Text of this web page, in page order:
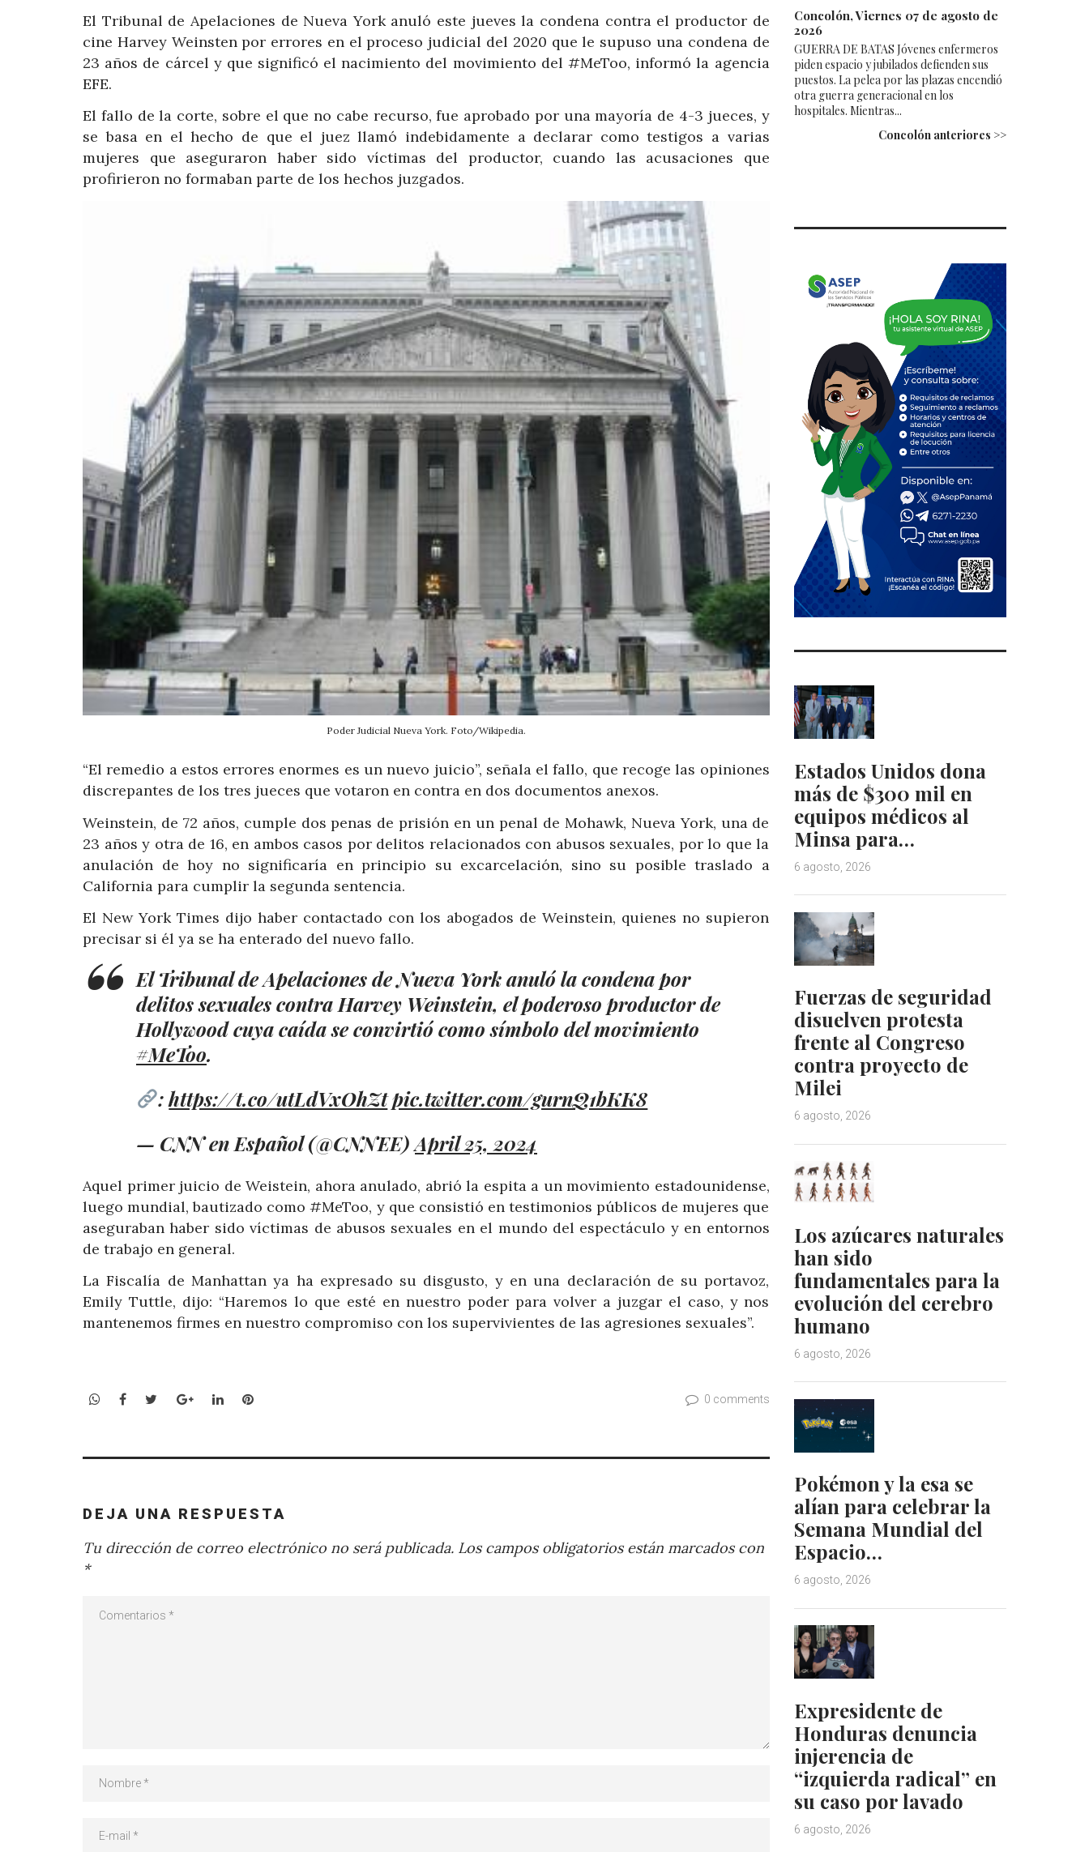
El Tribunal de Apelaciones de Nueva York anuló este jueves la condena contra el productor de
cine Harvey Weinsten por errores en el proceso judicial del 2020 que le supuso una condena de
23 años de cárcel y que significó el nacimiento del movimiento del #MeToo, informó la agencia
EFE.
El fallo de la corte, sobre el que no cabe recurso, fue aprobado por una mayoría de 4-3 jueces, y
se basa en el hecho de que el juez llamó indebidamente a declarar como testigos a varias
mujeres que aseguraron haber sido víctimas del productor, cuando las acusaciones que
profirieron no formaban parte de los hechos juzgados.
Poder Judicial Nueva York. Foto/Wikipedia.
“El remedio a estos errores enormes es un nuevo juicio”, señala el fallo, que recoge las opiniones
discrepantes de los tres jueces que votaron en contra en dos documentos anexos.
Weinstein, de 72 años, cumple dos penas de prisión en un penal de Mohawk, Nueva York, una de
23 años y otra de 16, en ambos casos por delitos relacionados con abusos sexuales, por lo que la
anulación de hoy no significaría en principio su excarcelación, sino su posible traslado a
California para cumplir la segunda sentencia.
El New York Times dijo haber contactado con los abogados de Weinstein, quienes no supieron
precisar si él ya se ha enterado del nuevo fallo.
El Tribunal de Apelaciones de Nueva York anuló la condena por
delitos sexuales contra Harvey Weinstein, el poderoso productor de
Hollywood cuya caída se convirtió como símbolo del movimiento
#MeToo.
:https://t.co/utLdVxOhZtpic.twitter.com/gurnQ1bKK8
— CNN en Español (@CNNEE)April 25, 2024
Aquel primer juicio de Weistein, ahora anulado, abrió la espita a un movimiento estadounidense,
luego mundial, bautizado como #MeToo, y que consistió en testimonios públicos de mujeres que
aseguraban haber sido víctimas de abusos sexuales en el mundo del espectáculo y en entornos
de trabajo en general.
La Fiscalía de Manhattan ya ha expresado su disgusto, y en una declaración de su portavoz,
Emily Tuttle, dijo: “Haremos lo que esté en nuestro poder para volver a juzgar el caso, y nos
mantenemos firmes en nuestro compromiso con los supervivientes de las agresiones sexuales”.
WhatsApp
Facebook
TwitterGoogle+LinkedInPinterest 0 comments
DEJA UNA RESPUESTA
Tu dirección de correo electrónico no será publicada. Los campos obligatorios están marcados con
*
Concolón, Viernes 07 de agosto de
2026
GUERRA DE BATAS Jóvenes enfermeros
piden espacio y jubilados defienden sus
puestos. La pelea por las plazas encendió
otra guerra generacional en los
hospitales. Mientras...
Concolón anteriores >>
Estados Unidos dona
más de $300 mil en
equipos médicos al
Minsa para…
6 agosto, 2026
Fuerzas de seguridad
disuelven protesta
frente al Congreso
contra proyecto de
Milei
6 agosto, 2026
Los azúcares naturales
han sido
fundamentales para la
evolución del cerebro
humano
6 agosto, 2026
Pokémon y la esa se
alían para celebrar la
Semana Mundial del
Espacio…
6 agosto, 2026
Expresidente de
Honduras denuncia
injerencia de
“izquierda radical” en
su caso por lavado
6 agosto, 2026